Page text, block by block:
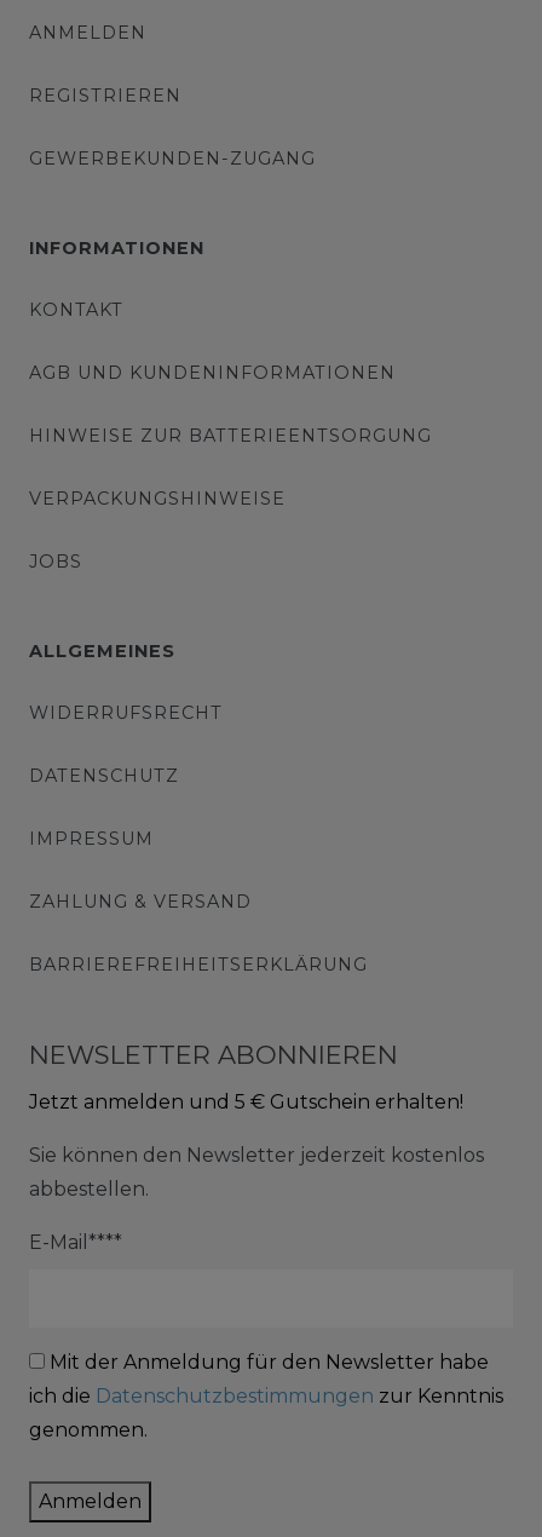
ANMELDEN
REGISTRIEREN
GEWERBEKUNDEN-ZUGANG
INFORMATIONEN
KONTAKT
AGB UND KUNDENINFORMATIONEN
HINWEISE ZUR BATTERIEENTSORGUNG
VERPACKUNGSHINWEISE
JOBS
ALLGEMEINES
WIDERRUFSRECHT
DATENSCHUTZ
IMPRESSUM
ZAHLUNG & VERSAND
BARRIEREFREIHEITSERKLÄRUNG
NEWSLETTER ABONNIEREN
Jetzt anmelden und 5 € Gutschein erhalten!
Sie können den Newsletter jederzeit kostenlos
abbestellen.
E-Mail****
Mit der Anmeldung für den Newsletter habe
ich die Datenschutzbestimmungen zur Kenntnis
genommen.
Anmelden